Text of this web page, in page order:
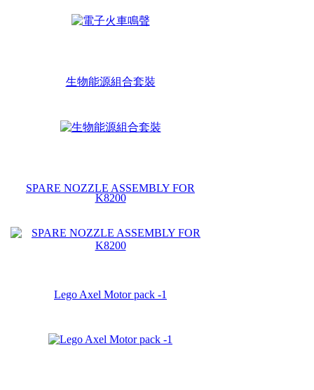
生物能源組合套裝
SPARE NOZZLE ASSEMBLY FOR
K8200
Lego Axel Motor pack -1